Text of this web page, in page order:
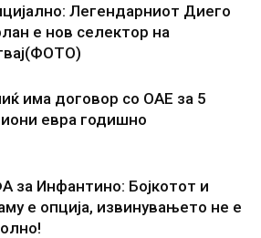
Легендарниот Диего
е нов селектор на
има договор со ОАЕ за 5
евра годишно
за Инфантино: Бојкотот и
е опција, извинувањето не е